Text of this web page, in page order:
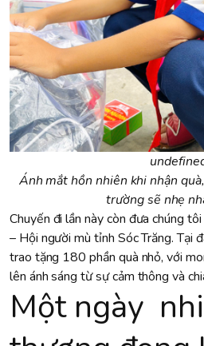
Ánh mắt hồn nhiên khi nhận
trường sẽ nhẹ
Chuyến đi lần này còn đưa chúng
– Hội người mù tỉnh Sóc Trăng. Tại
trao tặng 180 phần quà nhỏ, với
lên ánh sáng từ sự cảm thông và
Một ngày